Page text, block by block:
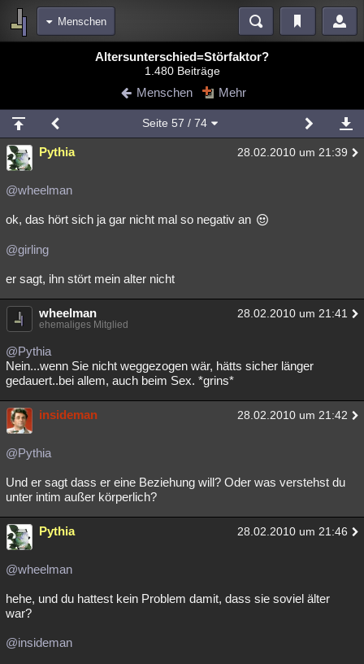
Menschen
Blogs Videos
Chat Wiki Neuigkeiten
meine Rubriken
Menschen Mystery Kriminalfälle
Spiritualität
Natur Umfragen Unterhaltung
weitere Rubriken
Astronomie Helpdesk Gruppen Gaming Filme
Musik Clash
Übersichten
Besucht Teilgenommen Alle Neue
Lesenswert Schlüsselwörter
Altersunterschied=Störfaktor?
1.480 Beiträge
Menschen Mehr
Seite 57 / 74
Pythia 28.02.2010 um 21:39
@wheelman
ok, das hört sich ja gar nicht mal so negativ an
@girling
er sagt, ihn stört mein alter nicht
wheelman 28.02.2010 um 21:41
ehemaliges Mitglied
@Pythia
Nein...wenn Sie nicht weggezogen wär, hätts sicher länger
gedauert..bei allem, auch beim Sex. *grins*
insideman 28.02.2010 um 21:42
@Pythia
Und er sagt dass er eine Beziehung will? Oder was verstehst du
unter intim außer körperlich?
Pythia 28.02.2010 um 21:46
@wheelman
hehe, und du hattest kein Problem damit, dass sie soviel älter
war?
@insideman